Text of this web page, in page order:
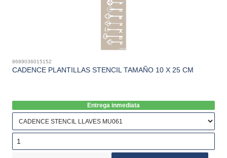
8689036015152
CADENCE PLANTILLAS STENCIL TAMAÑO 10 X 25 CM
Entrega inmediata